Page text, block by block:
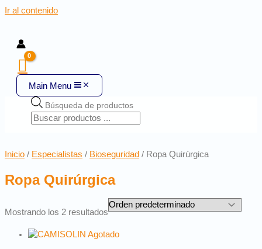
Ir al contenido
Main Menu
Búsqueda de productos
Inicio / Especialistas / Bioseguridad / Ropa Quirúrgica
Ropa Quirúrgica
Mostrando los 2 resultados
Agotado